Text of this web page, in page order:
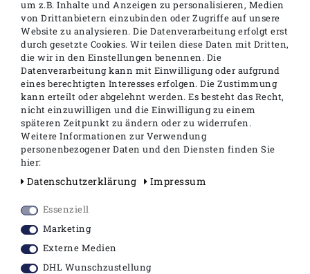
Serie: Public / ES
Maße (BxTxH): 386 x 470 x 53mm
Material: Ureaharz
Farbe: weiß
Gewicht: 4 kg
Norm: DIN 19516
Deckel greift über den Sitzring
mit Absenkautomatik und
Edelstahlscharnieren
Montage: Befestigung von oben
abnehmbar
Für die einfache und gründliche Reinigung hat
TOTO seine WC-Sitze so designt, dass sie mit
wenigen Handgriffen abnehmbar sind.
Ein einfacher Druck auf die
um z.B. Inhalte und Anzeigen zu personalisieren, Medien
von Drittanbietern einzubinden oder Zugriffe auf unsere
Website zu analysieren. Die Datenverarbeitung erfolgt erst
durch gesetzte Cookies. Wir teilen diese Daten mit Dritten,
die wir in den Einstellungen benennen. Die
Datenverarbeitung kann mit Einwilligung oder aufgrund
eines berechtigten Interesses erfolgen. Die Zustimmung
kann erteilt oder abgelehnt werden. Es besteht das Recht,
nicht einzuwilligen und die Einwilligung zu einem
späteren Zeitpunkt zu ändern oder zu widerrufen.
Weitere Informationen zur Verwendung
personenbezogener Daten und den Diensten finden Sie
hier:
Daten­schutz­erklärung Impressum
Essenziell
Marketing
Externe Medien
DHL Wunschzustellung